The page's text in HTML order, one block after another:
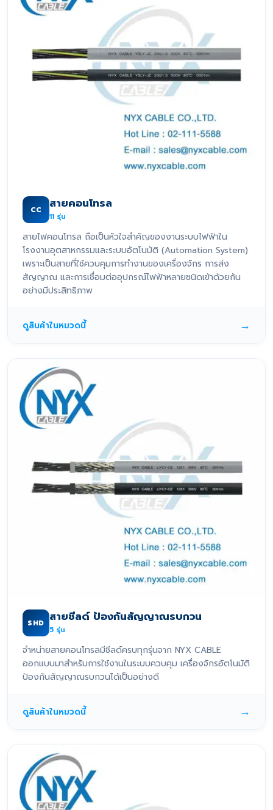
CC สายคอนโทรล
11 รุ่น
สายไฟคอนโทรล ถือเป็นหัวใจสำคัญของงานระบบไฟฟ้าใน
โรงงานอุตสาหกรรมและระบบอัตโนมัติ (Automation System)
เพราะเป็นสายที่ใช้ควบคุมการทำงานของเครื่องจักร การส่ง
สัญญาณ และการเชื่อมต่ออุปกรณ์ไฟฟ้าหลายชนิดเข้าด้วยกัน
อย่างมีประสิทธิภาพ
ดูสินค้าในหมวดนี้ →
SHD สายชีลด์ ป้องกันสัญญาณรบกวน
5 รุ่น
จำหน่ายสายคอนโทรลมีชีลด์ครบทุกรุ่นจาก NYX CABLE
ออกแบบมาสำหรับการใช้งานในระบบควบคุม เครื่องจักรอัตโนมัติ
ป้องกันสัญญาณรบกวนได้เป็นอย่างดี
ดูสินค้าในหมวดนี้ →